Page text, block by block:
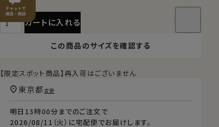
カートに入れる
この商品のサイズを確認する
【限定スポット商品】再入荷はございません
明日 13時00分 までのご注文で
2026/08/11（火） に宅配便 でお届けします。
東京都 変更